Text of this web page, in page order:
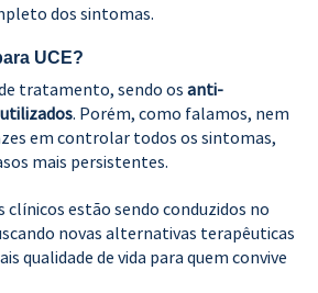
dos sintomas.
UCE?
tratamento, sendo os anti-
. Porém, como falamos, nem
em controlar todos os sintomas,
mais persistentes.
clínicos estão sendo conduzidos no
novas alternativas terapêuticas
qualidade de vida para quem convive